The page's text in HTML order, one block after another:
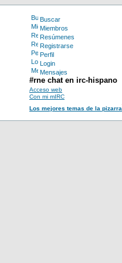
Buscar
Miembros
Resúmenes
Registrarse
Perfil
Login
Mensajes
#rne chat en irc-hispano
Acceso web
Con mi mIRC
Los mejores temas de la pizarra